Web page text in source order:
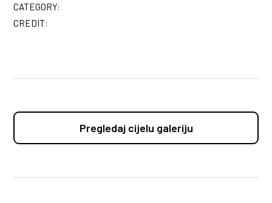
CATEGORY:
CREDIT:
Pregledaj cijelu galeriju